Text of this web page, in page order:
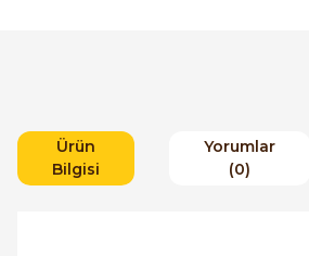
Ürün
Bilgisi
Yorumlar
(0)